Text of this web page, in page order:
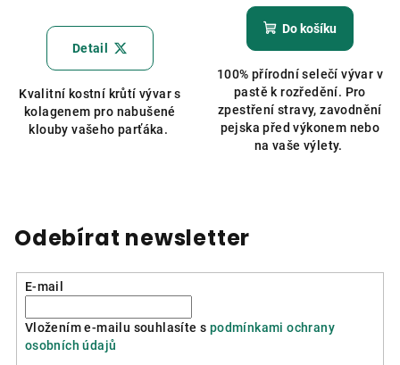
Detail
Kvalitní kostní krůtí vývar s
kolagenem pro nabušené
klouby vašeho parťáka.
Do košíku
100% přírodní selečí vývar v
pastě k rozředění. Pro
zpestření stravy, zavodnění
pejska před výkonem nebo
na vaše výlety.
Odebírat newsletter
E-mail
Vložením e-mailu souhlasíte s podmínkami ochrany
osobních údajů